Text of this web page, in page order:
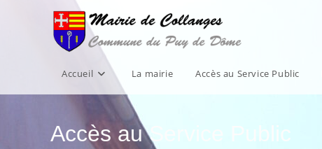
Accueil La mairie Accès au Service Public
Accès au Service Public